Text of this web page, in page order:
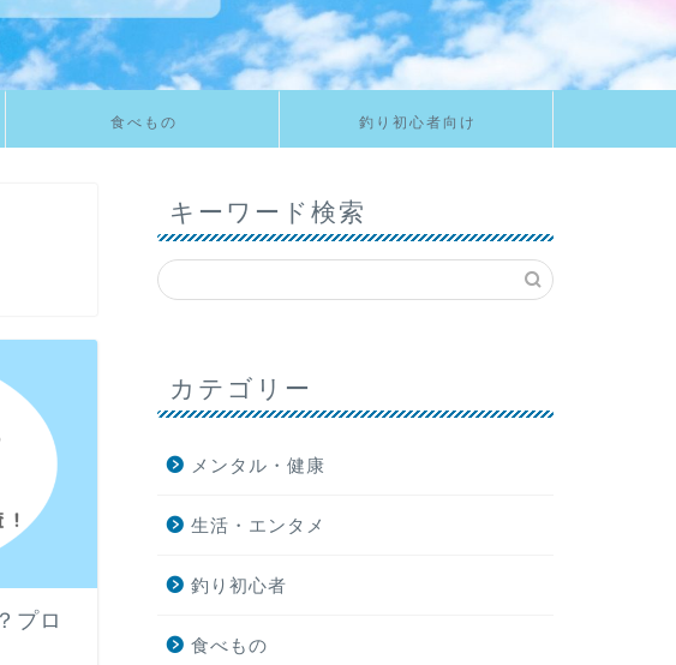
食べもの 釣り初心者向け
プロ
キーワード検索
カテゴリー
メンタル・健康
生活・エンタメ
釣り初心者
食べもの